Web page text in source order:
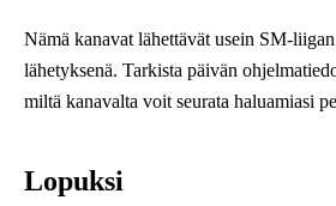
Nämä kanavat lähettävät usein SM-
lähetyksenä. Tarkista päivän
miltä kanavalta voit seurata haluamiasi
Lopuksi